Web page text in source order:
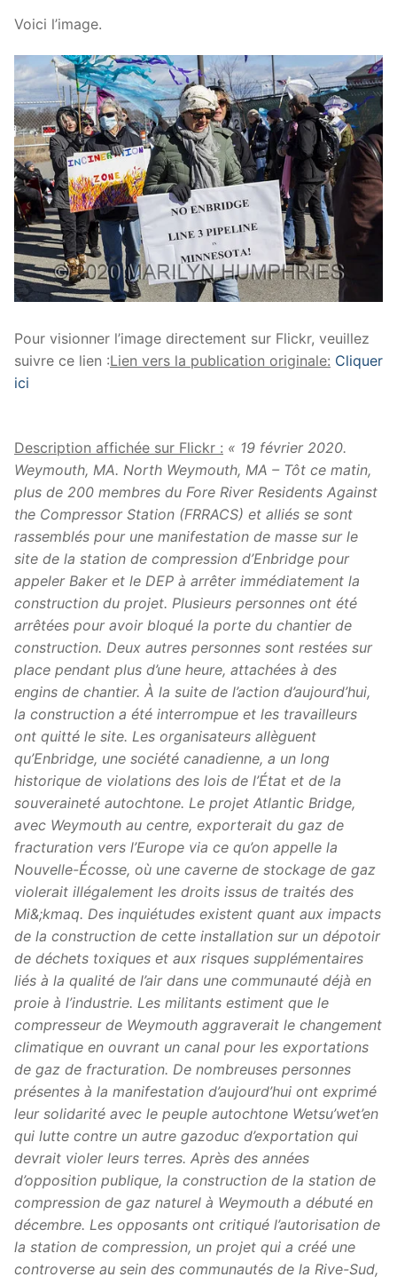
Voici l’image.
Pour visionner l’image directement sur Flickr, veuillez
suivre ce lien :Lien vers la publication originale: Cliquer
ici
Description affichée sur Flickr : « 19 février 2020.
Weymouth, MA. North Weymouth, MA – Tôt ce matin,
plus de 200 membres du Fore River Residents Against
the Compressor Station (FRRACS) et alliés se sont
rassemblés pour une manifestation de masse sur le
site de la station de compression d’Enbridge pour
appeler Baker et le DEP à arrêter immédiatement la
construction du projet. Plusieurs personnes ont été
arrêtées pour avoir bloqué la porte du chantier de
construction. Deux autres personnes sont restées sur
place pendant plus d’une heure, attachées à des
engins de chantier. À la suite de l’action d’aujourd’hui,
la construction a été interrompue et les travailleurs
ont quitté le site. Les organisateurs allèguent
qu’Enbridge, une société canadienne, a un long
historique de violations des lois de l’État et de la
souveraineté autochtone. Le projet Atlantic Bridge,
avec Weymouth au centre, exporterait du gaz de
fracturation vers l’Europe via ce qu’on appelle la
Nouvelle-Écosse, où une caverne de stockage de gaz
violerait illégalement les droits issus de traités des
Mi&;kmaq. Des inquiétudes existent quant aux impacts
de la construction de cette installation sur un dépotoir
de déchets toxiques et aux risques supplémentaires
liés à la qualité de l’air dans une communauté déjà en
proie à l’industrie. Les militants estiment que le
compresseur de Weymouth aggraverait le changement
climatique en ouvrant un canal pour les exportations
de gaz de fracturation. De nombreuses personnes
présentes à la manifestation d’aujourd’hui ont exprimé
leur solidarité avec le peuple autochtone Wetsu’wet’en
qui lutte contre un autre gazoduc d’exportation qui
devrait violer leurs terres. Après des années
d’opposition publique, la construction de la station de
compression de gaz naturel à Weymouth a débuté en
décembre. Les opposants ont critiqué l’autorisation de
la station de compression, un projet qui a créé une
controverse au sein des communautés de la Rive-Sud,